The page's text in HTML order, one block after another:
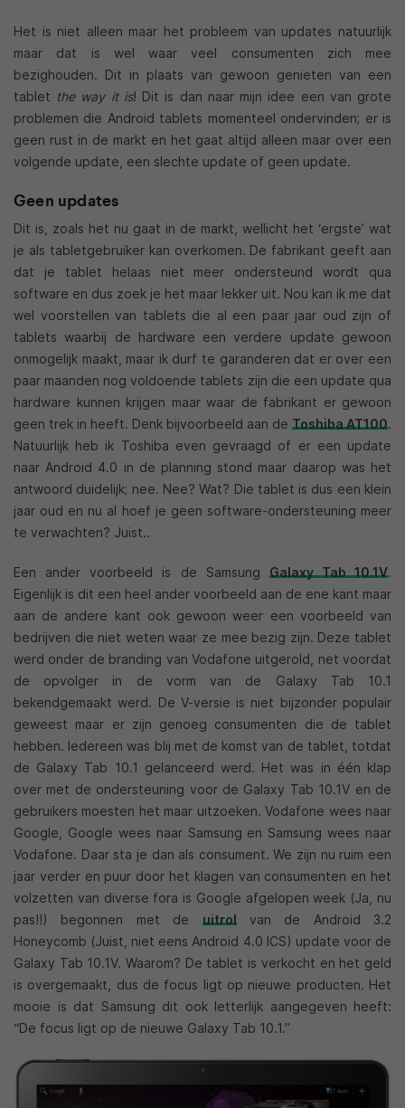
Het is niet alleen maar het probleem van updates natuurlijk
maar dat is wel waar veel consumenten zich mee
bezighouden. Dit in plaats van gewoon genieten van een
tablet the way it is! Dit is dan naar mijn idee een van grote
problemen die Android tablets momenteel ondervinden; er is
geen rust in de markt en het gaat altijd alleen maar over een
volgende update, een slechte update of geen update.
Geen updates
Dit is, zoals het nu gaat in de markt, wellicht het ‘ergste’ wat
je als tabletgebruiker kan overkomen. De fabrikant geeft aan
dat je tablet helaas niet meer ondersteund wordt qua
software en dus zoek je het maar lekker uit. Nou kan ik me dat
wel voorstellen van tablets die al een paar jaar oud zijn of
tablets waarbij de hardware een verdere update gewoon
onmogelijk maakt, maar ik durf te garanderen dat er over een
paar maanden nog voldoende tablets zijn die een update qua
hardware kunnen krijgen maar waar de fabrikant er gewoon
geen trek in heeft. Denk bijvoorbeeld aan de Toshiba AT100.
Natuurlijk heb ik Toshiba even gevraagd of er een update
naar Android 4.0 in de planning stond maar daarop was het
antwoord duidelijk; nee. Nee? Wat? Die tablet is dus een klein
jaar oud en nu al hoef je geen software-ondersteuning meer
te verwachten? Juist..
Een ander voorbeeld is de Samsung Galaxy Tab 10.1V.
Eigenlijk is dit een heel ander voorbeeld aan de ene kant maar
aan de andere kant ook gewoon weer een voorbeeld van
bedrijven die niet weten waar ze mee bezig zijn. Deze tablet
werd onder de branding van Vodafone uitgerold, net voordat
de opvolger in de vorm van de Galaxy Tab 10.1
bekendgemaakt werd. De V-versie is niet bijzonder populair
geweest maar er zijn genoeg consumenten die de tablet
hebben. Iedereen was blij met de komst van de tablet, totdat
de Galaxy Tab 10.1 gelanceerd werd. Het was in één klap
over met de ondersteuning voor de Galaxy Tab 10.1V en de
gebruikers moesten het maar uitzoeken. Vodafone wees naar
Google, Google wees naar Samsung en Samsung wees naar
Vodafone. Daar sta je dan als consument. We zijn nu ruim een
jaar verder en puur door het klagen van consumenten en het
volzetten van diverse fora is Google afgelopen week (Ja, nu
pas!!) begonnen met de uitrolvan de Android 3.2
Honeycomb (Juist, niet eens Android 4.0 ICS) update voor de
Galaxy Tab 10.1V. Waarom? De tablet is verkocht en het geld
is overgemaakt, dus de focus ligt op nieuwe producten. Het
mooie is dat Samsung dit ook letterlijk aangegeven heeft:
“De focus ligt op de nieuwe Galaxy Tab 10.1.”